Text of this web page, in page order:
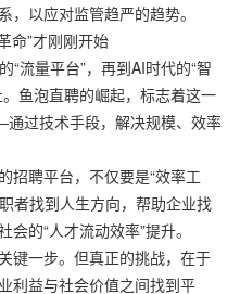
以应对监管趋严的趋势。
命”才刚刚开始
“流量平台”，再到AI时代的“智
鱼泡直聘的崛起，标志着这一
过技术手段，解决规模、效率
招聘平台，不仅要是“效率工
者找到人生方向，帮助企业找
的“人才流动效率”提升。
键一步。但真正的挑战，在于
利益与社会价值之间找到平